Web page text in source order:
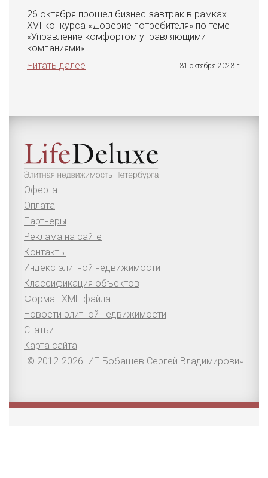
26 октября прошел бизнес-завтрак в рамках
XVI конкурса «Доверие потребителя» по теме
«Управление комфортом управляющими
компаниями».
Читать далее
31 октября 2023 г.
Оферта
Оплата
Партнеры
Реклама на сайте
Контакты
Индекс элитной недвижимости
Классификация объектов
Формат XML-файла
Новости элитной недвижимости
Статьи
Карта сайта
© 2012-2026. ИП Бобашев Сергей Владимирович